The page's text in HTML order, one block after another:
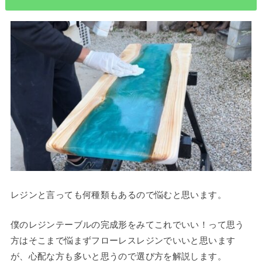
レジンと言っても何種類もあるので悩むと思います。
僕のレジンテーブルの完成形をみてこれでいい！って思う
方はそこまで悩まずフローレスレジンでいいと思います
が、心配な方も多いと思うので選び方を解説します。